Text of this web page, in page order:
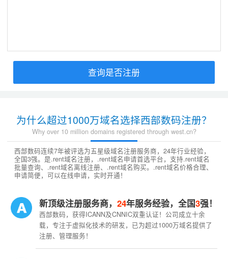
查询是否注册
为什么超过1000万域名选择西部数码注册？
Why over 10 million domains registered through west.cn?
西部数码连续7年被评选为五星级域名注册服务商，24年行业经验，
全国3强。是.rent域名注册，.rent域名申请首选平台，支持.rent域名
批量查询、.rent域名离线注册、.rent域名购买。.rent域名价格合理、
申请简便，可以在线申请，实时开通！
新顶级注册服务商， 24年服务经验，全国3强！
西部数码，获得ICANN及CNNIC双重认证！公司成立十余
载，专注于虚拟化技术的研发，已为超过1000万域名提供了
注册、管理服务！